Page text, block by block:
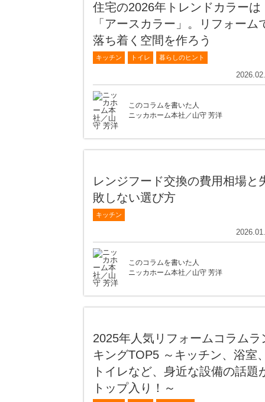
住宅の2026年トレンドカラーは
「アースカラー」。リフォーム
落ち着く空間を作ろう
キッチン トイレ 暮らしのヒント
このコラムを書いた人
ニッカホーム本社／山守 芳洋
レンジフード交換の費用相場と
敗しない選び方
キッチン
このコラムを書いた人
ニッカホーム本社／山守 芳洋
2025年人気リフォームコラムラ
キングTOP5 ～キッチン、浴室、
トイレなど、身近な設備の話題
トップ入り！～